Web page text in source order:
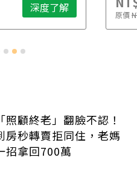
深度了解 原價
照顧終老」翻臉不認！
房秒轉賣拒同住，老媽
招拿回700萬